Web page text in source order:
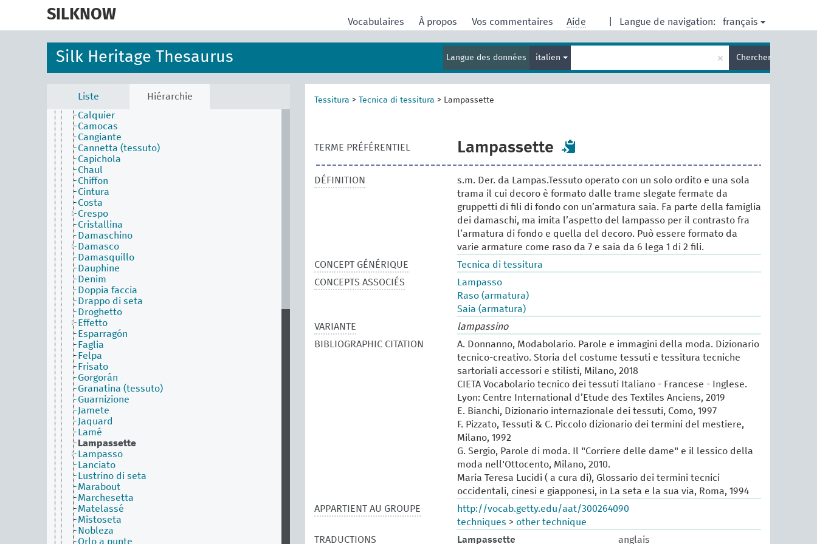
SILKNOW Langue de navigation: français
Vocabulaires À propos Vos commentaires Aide
Silk Heritage Thesaurus Langue des données italien
terme
de
× Chercher
Liste Hiérarchie
Austria
Baiadera
Bourette
Brillantino
Broccatello
Broccato (tecnica)
Broccato (tessuto)
Calquier
Camocas
Cangiante
Cannetta (tessuto)
Capichola
Chaul
Chiffon
Cintura
Costa
Crespo
Cristallina
Damaschino
Damasco
Damasquillo
Dauphine
Denim
Doppia faccia
Drappo di seta
Droghetto
Effetto
Esparragón
Faglia
Felpa
Frisato
Gorgorán
Granatina (tessuto)
Guarnizione
Jamete
Jaquard
Lamé
Lampassette
Lampasso
Lanciato
Lustrino di seta
Marabout
Marchesetta
Matelassé
Mistoseta
Nobleza
Orlo a punte
Tessitura > Tecnica di tessitura > Lampassette
TERME PRÉFÉRENTIEL Lampassette
DÉFINITION
s.m. Der. da Lampas.Tessuto operato con un solo ordito e una sola
trama il cui decoro è formato dalle trame slegate fermate da
gruppetti di fili di fondo con un’armatura saia. Fa parte della famiglia
dei damaschi, ma imita l’aspetto del lampasso per il contrasto fra
l’armatura di fondo e quella del decoro. Può essere formato da
varie armature come raso da 7 e saia da 6 lega 1 di 2 fili.
CONCEPT GÉNÉRIQUE
Tecnica di tessitura
CONCEPTS ASSOCIÉS
Lampasso
Raso (armatura)
Saia (armatura)
VARIANTE
lampassino
BIBLIOGRAPHIC CITATION
A. Donnanno, Modabolario. Parole e immagini della moda. Dizionario
tecnico-creativo. Storia del costume tessuti e tessitura tecniche
sartoriali accessori e stilisti, Milano, 2018
CIETA Vocabolario tecnico dei tessuti Italiano - Francese - Inglese.
Lyon: Centre International d’Etude des Textiles Anciens, 2019
E. Bianchi, Dizionario internazionale dei tessuti, Como, 1997
F. Pizzato, Tessuti & C. Piccolo dizionario dei termini del mestiere,
Milano, 1992
G. Sergio, Parole di moda. Il "Corriere delle dame" e il lessico della
moda nell'Ottocento, Milano, 2010.
Maria Teresa Lucidi ( a cura di), Glossario dei termini tecnici
occidentali, cinesi e giapponesi, in La seta e la sua via, Roma, 1994
APPARTIENT AU GROUPE
http://vocab.getty.edu/aat/300264090
techniques > other technique
TRADUCTIONS
Lampassette anglais